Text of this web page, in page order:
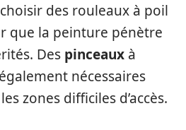
des rouleaux à poil
que la peinture pénètre
Des pinceaux à
nécessaires
zones difficiles d’accès.